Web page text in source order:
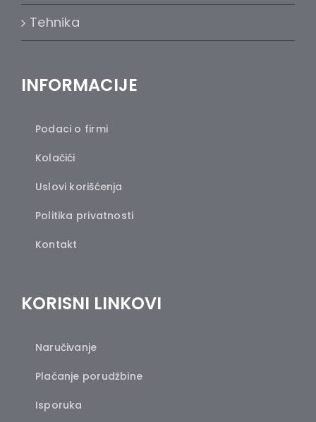
Tehnika
INFORMACIJE
Podaci o firmi
Kolačići
Uslovi korišćenja
Politika privatnosti
Kontakt
KORISNI LINKOVI
Naručivanje
Plaćanje porudžbine
Isporuka